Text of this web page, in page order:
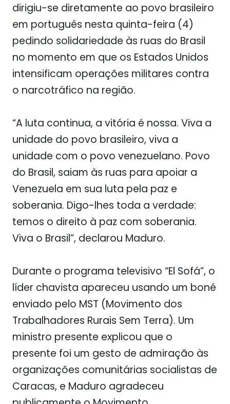
dirigiu-se diretamente ao povo brasileiro
em português nesta quinta-feira (4)
pedindo solidariedade às ruas do Brasil
no momento em que os Estados Unidos
intensificam operações militares contra
o narcotráfico na região.
“A luta continua, a vitória é nossa. Viva a
unidade do povo brasileiro, viva a
unidade com o povo venezuelano. Povo
do Brasil, saiam às ruas para apoiar a
Venezuela em sua luta pela paz e
soberania. Digo-lhes toda a verdade:
temos o direito à paz com soberania.
Viva o Brasil”, declarou Maduro.
Durante o programa televisivo “El Sofá”, o
líder chavista apareceu usando um boné
enviado pelo MST (Movimento dos
Trabalhadores Rurais Sem Terra). Um
ministro presente explicou que o
presente foi um gesto de admiração às
organizações comunitárias socialistas de
Caracas, e Maduro agradeceu